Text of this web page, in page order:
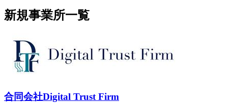
新規事業所一覧
合同会社Digital Trust Firm